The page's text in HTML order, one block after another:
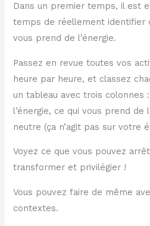
Dans un premier temps, il est
temps de réellement identifier
vous prend de l’énergie.
Passez en revue toutes vos
heure par heure, et classez
un tableau avec trois colonnes
l’énergie, ce qui vous prend de
neutre (ça n’agit pas sur votre
Voyez ce que vous pouvez
transformer et privilégier !
Vous pouvez faire de même
contextes.